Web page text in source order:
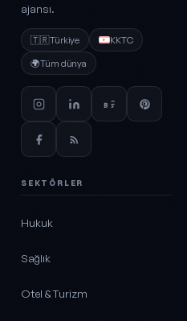
ajansı.
🇹🇷Türkiye
KKTC
🌍Tüm dünya
SEKTÖRLER
Hukuk
Sağlık
Otel & Turizm